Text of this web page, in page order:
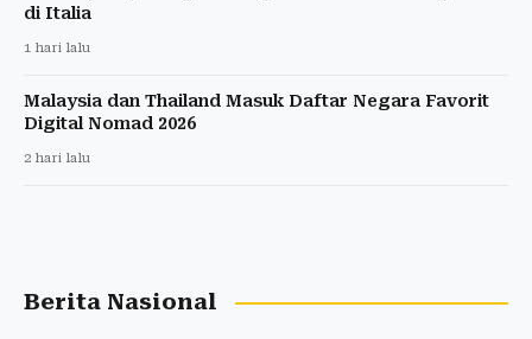
di Italia
1 hari lalu
Malaysia dan Thailand Masuk Daftar Negara Favorit
Digital Nomad 2026
2 hari lalu
Berita Nasional